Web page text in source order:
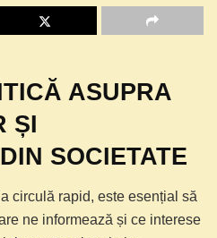
ASUPRA
ȘI
SOCIETATE
circulă rapid, este esențial să
ne informează și ce interese